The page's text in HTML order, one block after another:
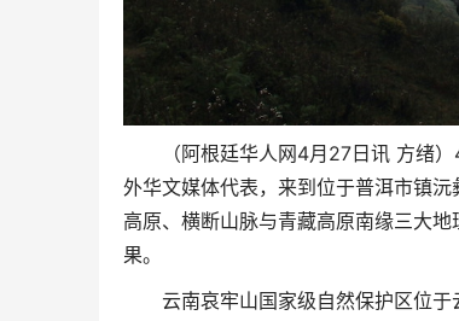
（阿根廷华人网4月27日讯 方绪
外华文媒体代表，来到位于普洱市镇
高原、横断山脉与青藏高原南缘三大
果。
云南哀牢山国家级自然保护区位